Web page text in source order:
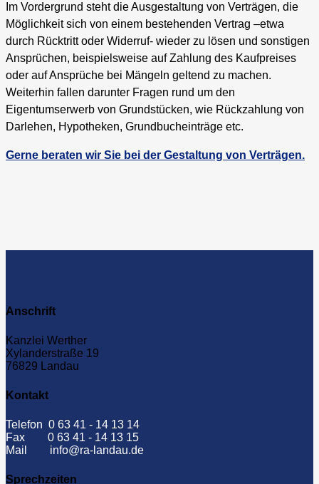
Im Vordergrund steht die Ausgestaltung von Verträgen, die
Möglichkeit sich von einem bestehenden Vertrag –etwa
durch Rücktritt oder Widerruf- wieder zu lösen und sonstigen
Ansprüchen, beispielsweise auf Zahlung des Kaufpreises
oder auf Ansprüche bei Mängeln geltend zu machen.
Weiterhin fallen darunter Fragen rund um den
Eigentumserwerb von Grundstücken, wie Rückzahlung von
Darlehen, Hypotheken, Grundbucheinträge etc.
Gerne beraten wir Sie bei der Gestaltung von Verträgen.
Anschrift
Kanzlei Werther
Xylanderstraße 19
76829 Landau
Kontakt
Telefon 0 63 41 - 14 13 14
Fax 0 63 41 - 14 13 15
Mail info@ra-landau.de
Sprechzeiten